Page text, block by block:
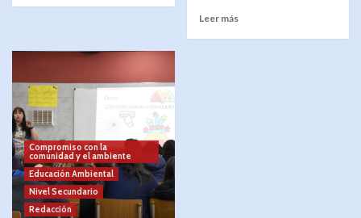
Leer más
Compromiso con la
comunidad y el ambiente
Educación Ambiental
Nivel Secundario
Redacción